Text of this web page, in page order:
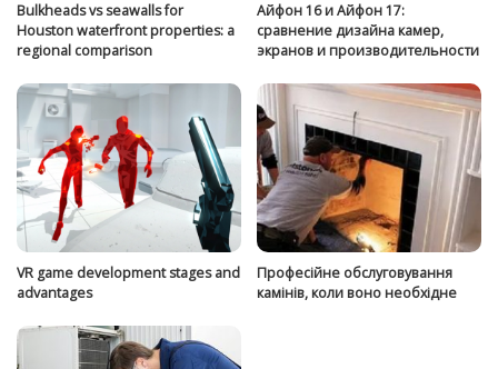
Bulkheads vs seawalls for
Houston waterfront properties: a
regional comparison
Айфон 16 и Айфон 17:
сравнение дизайна камер,
экранов и производительности
VR game development stages and
advantages
Професійне обслуговування
камінів, коли воно необхідне